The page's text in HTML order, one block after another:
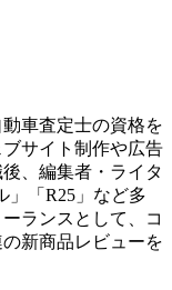
車査定士の資格を
サイト制作や広告
、編集者・ライタ
」「R25」など多
ランスとして、コ
新商品レビューを